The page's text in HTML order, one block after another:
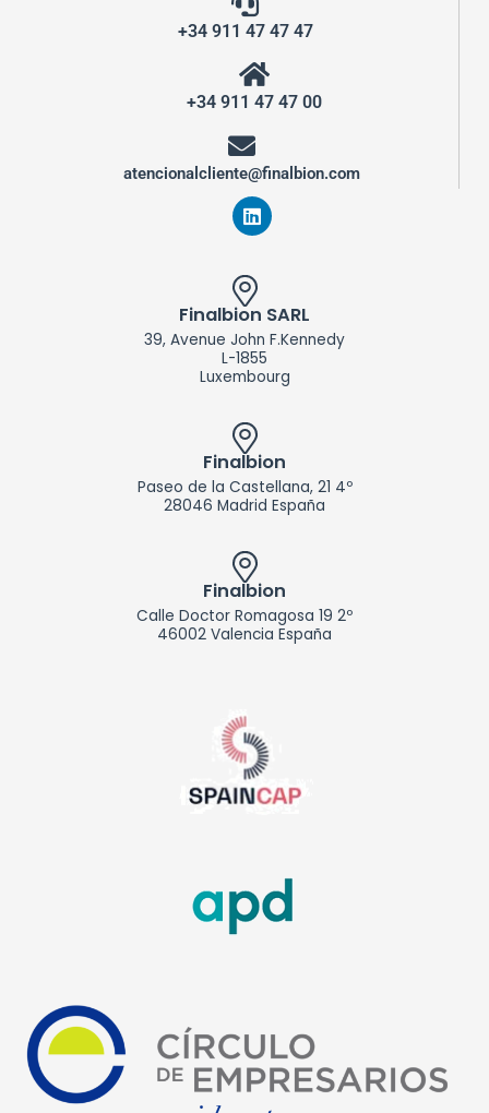
+34 911 47 47 47
+34 911 47 47 00
atencionalcliente@finalbion.com
L
i
k
e
d
n
Finalbion SARL
39, Avenue John F.Kennedy
L-1855
Luxembourg
Finalbion
Paseo de la Castellana, 21 4º
28046 Madrid España
Finalbion
Calle Doctor Romagosa 19 2º
46002 Valencia España